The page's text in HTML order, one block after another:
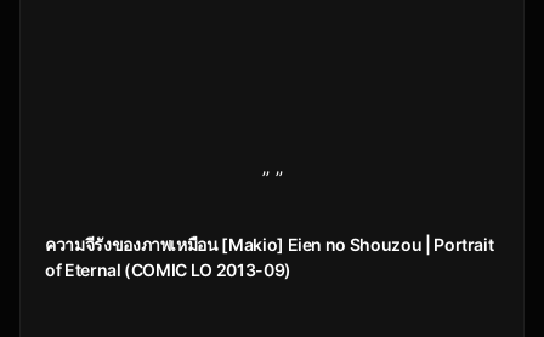
” ”
ความจีรังของภาพเหมือน [Makio] Eien no Shouzou | Portrait
of Eternal (COMIC LO 2013-09)